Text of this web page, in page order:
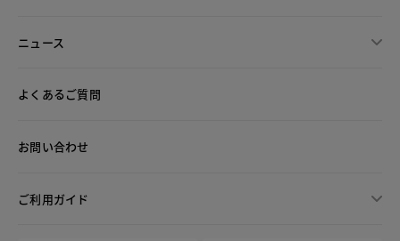
ニュース
よくあるご質問
お問い合わせ
ご利用ガイド